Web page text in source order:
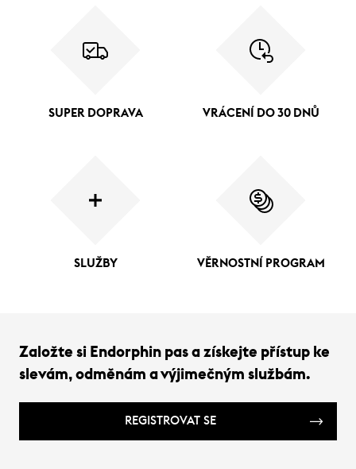
SUPER DOPRAVA VRÁCENÍ DO 30 DNŮ
SLUŽBY VĚRNOSTNÍ PROGRAM
Založte si Endorphin pas a získejte přístup ke
slevám, odměnám a výjimečným službám.
REGISTROVAT SE